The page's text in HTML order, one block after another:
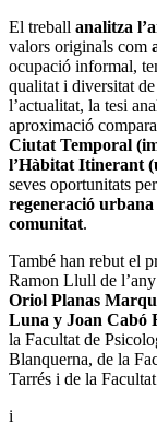
El treball analitza
valors originals com
ocupació informal,
qualitat i diversitat
l’actualitat, la tesi
aproximació
Ciutat Temporal
l’Hàbitat Itinerant
seves oportunitats
regeneració
comunitat.
També han rebut el
Ramon Llull de
Oriol Planas
Luna y Joan Cabó
la Facultat de
Blanquerna, de la
Tarrés i de la
i